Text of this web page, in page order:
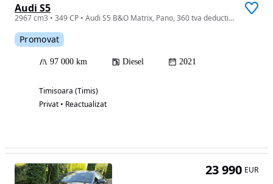
Audi S5
2967 cm3 • 349 CP • Audi S5 B&O Matrix, Pano, 360 tva deductibil
Promovat
97 000 km Diesel 2021
Timisoara (Timis)
Privat • Reactualizat
23 990 EUR